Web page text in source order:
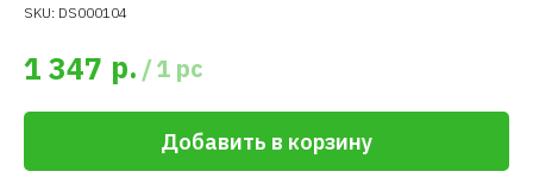
SKU: DS000104
1 347 р. /1 pc
Добавить в корзину